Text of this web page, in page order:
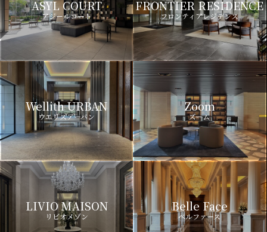
ASYL COURT
アジールコート
FRONTIER RESIDENCE
フロンティアレジデンス
Wellith URBAN
ウエリスアーバン
Zoom
ズーム
LIVIO MAISON
リビオメゾン
Belle Face
ベルファース